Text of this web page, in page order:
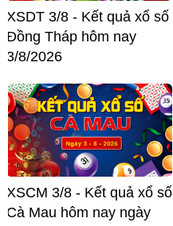
XSDT 3/8 - Kết quả xổ số
Đồng Tháp hôm nay
3/8/2026
XSCM 3/8 - Kết quả xổ số
Cà Mau hôm nay ngày